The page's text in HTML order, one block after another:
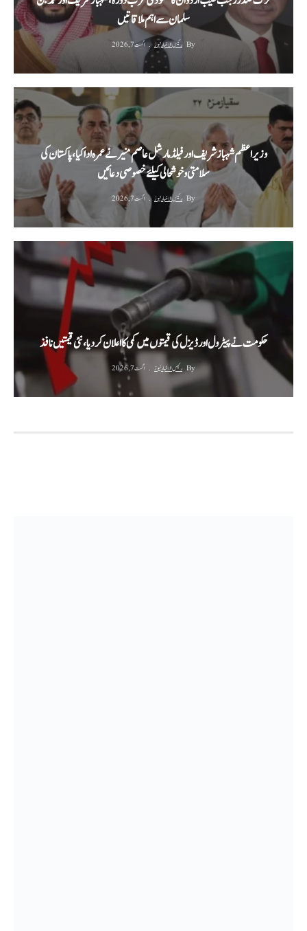
سلمان سے اہم ملاقاتیں
By رئیس الاخبار نیوز اگست 7, 2026
وزیراعظم شہباز شریف اور فیلڈ مارشل عاصم منیر نے عمرہ ادا کیا، پاکستان کی
سلامتی و خوشحالی کیلئے خصوصی دعائیں
By رئیس الاخبار نیوز اگست 7, 2026
حکومت نے پیٹرول اور ڈیزل کی قیمتوں میں کمی کا اعلان کر دیا، نئی قیمتیں نافذ
By رئیس الاخبار نیوز اگست 7, 2026